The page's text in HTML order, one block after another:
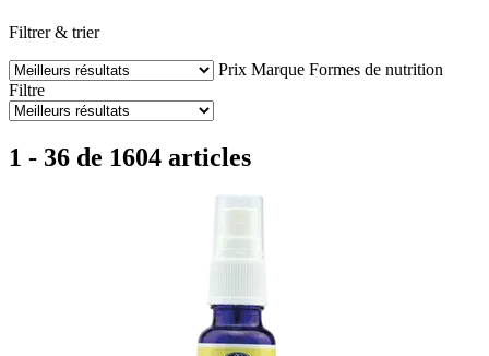
Filtrer & trier
Prix Marque Formes de nutrition
Filtre
1 - 36 de 1604 articles